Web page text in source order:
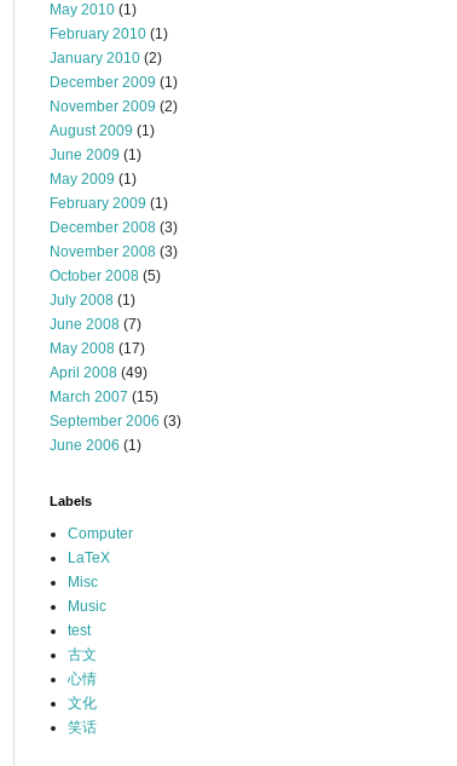
May 2010 (1)
February 2010 (1)
January 2010 (2)
December 2009 (1)
November 2009 (2)
August 2009 (1)
June 2009 (1)
May 2009 (1)
February 2009 (1)
December 2008 (3)
November 2008 (3)
October 2008 (5)
July 2008 (1)
June 2008 (7)
May 2008 (17)
April 2008 (49)
March 2007 (15)
September 2006 (3)
June 2006 (1)
Labels
Computer
LaTeX
Misc
Music
test
古文
心情
文化
笑话